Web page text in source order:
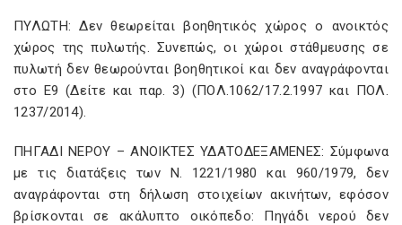
ΠΥΛΩΤΗ: Δεν θεωρείται βοηθητικός χώρος ο ανοικτός
χώρος της πυλωτής. Συνεπώς, οι χώροι στάθμευσης σε
πυλωτή δεν θεωρούνται βοηθητικοί και δεν αναγράφονται
στο Ε9 (Δείτε και παρ. 3) (ΠΟΛ.1062/17.2.1997 και ΠΟΛ.
1237/2014).
ΠΗΓΑΔΙ ΝΕΡΟΥ – ΑΝΟΙΚΤΕΣ ΥΔΑΤΟΔΕΞΑΜΕΝΕΣ: Σύμφωνα
με τις διατάξεις των Ν. 1221/1980 και 960/1979, δεν
αναγράφονται στη δήλωση στοιχείων ακινήτων, εφόσον
βρίσκονται σε ακάλυπτο οικόπεδο: Πηγάδι νερού δεν